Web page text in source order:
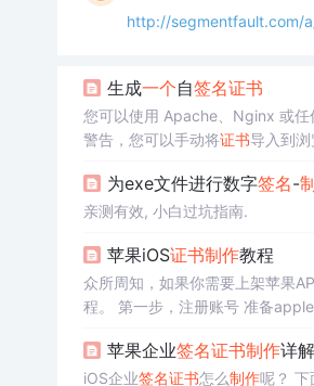
http://segmentfault.com/
生成一个自签名证书
您可以使用 Apache、Nginx 或
警告，您可以手动将证书导入到
私钥创建自签名证书（将证书和私
为exe文件进行数字签名-
亲测有效, 小白过坑指南.
苹果iOS证书制作教程
众所周知，如果你需要上架苹果
程。 第一步，注册账号 准备appleid必须开通双重认证，如果注册个人开发者直接下载developer填写资料付款即可，如果是公司需要注
ofiles，在左侧菜单选择 Identif..
苹果企业签名证书制作详解
iOS企业签名证书怎么制作 呢